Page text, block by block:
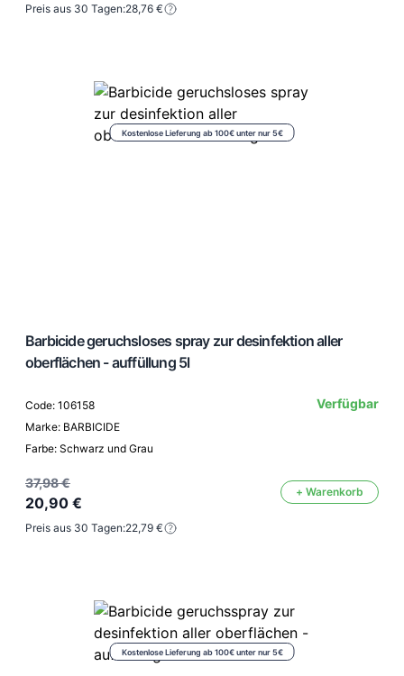
Preis aus 30 Tagen:28,76 €
Kostenlose Lieferung ab 100€ unter nur 5€
Barbicide geruchsloses spray zur desinfektion aller
oberflächen - auffüllung 5l
Code: 106158
Marke: BARBICIDE
Farbe: Schwarz und Grau
Verfügbar
37,98 €
20,90 €
+ Warenkorb
Preis aus 30 Tagen:22,79 €
Kostenlose Lieferung ab 100€ unter nur 5€